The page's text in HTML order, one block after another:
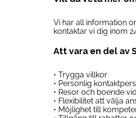
Vi har all information
kontaktar vi dig inom
Att vara en del av
• Trygga villkor
• Personlig
• Resor och boende
• Flexibilitet att välja
• Möjlighet till